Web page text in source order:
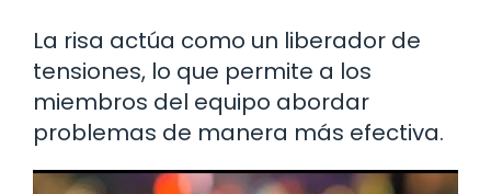
La risa actúa como un liberador de
tensiones, lo que permite a los
miembros del equipo abordar
problemas de manera más efectiva.